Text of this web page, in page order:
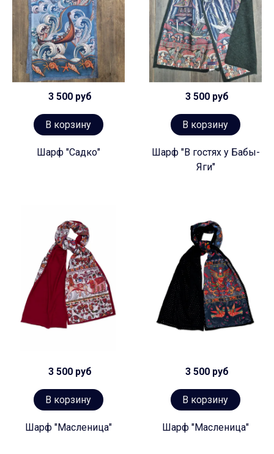
3 500 руб
В корзину
Шарф "Садко"
3 500 руб
В корзину
Шарф "В гостях у Бабы-
Яги"
3 500 руб
В корзину
Шарф "Масленица"
3 500 руб
В корзину
Шарф "Масленица"